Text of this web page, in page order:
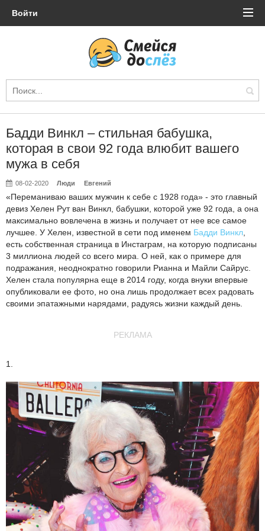
Войти
Бадди Винкл – стильная бабушка,
которая в свои 92 года влюбит вашего
мужа в себя
08-02-2020 Люди Евгений
«Переманиваю ваших мужчин к себе с 1928 года» - это главный
девиз Хелен Рут ван Винкл, бабушки, которой уже 92 года, а она
максимально вовлечена в жизнь и получает от нее все самое
лучшее. У Хелен, известной в сети под именем Бадди Винкл
есть собственная страница в Инстаграм, на которую подписаны
3 миллиона людей со всего мира. О ней, как о примере для
подражания, неоднократно говорили Рианна и Майли Сайрус.
Хелен стала популярна еще в 2014 году, когда внуки впервые
опубликовали ее фото, но она лишь продолжает всех радовать
своими эпатажными нарядами, радуясь жизни каждый день.
РЕКЛАМА
1.